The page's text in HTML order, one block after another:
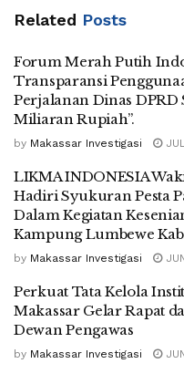
Related Posts
Forum Merah Putih
Transparansi
Perjalanan Dinas DPRD
Miliaran Rupiah”.
by Makassar Investigasi
LIKMA INDONESIA
Hadiri Syukuran Pesta
Dalam Kegiatan
Kampung Lumbewe
by Makassar Investigasi
Perkuat Tata Kelola
Makassar Gelar Rapat
Dewan Pengawas
by Makassar Investigasi